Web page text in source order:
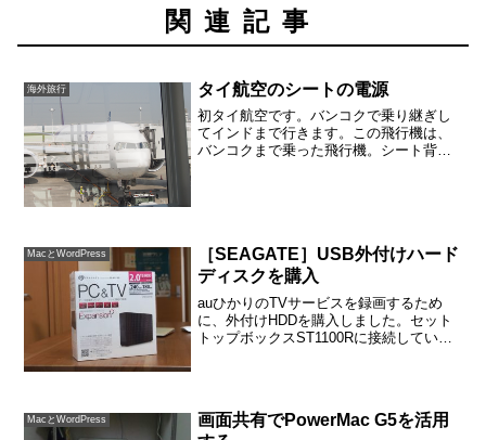
関連記事
海外旅行 タイ航空のシートの電源
初タイ航空です。バンコクで乗り継ぎし
てインドまで行きます。この飛行機は、
バンコクまで乗った飛行機。シート背面
MacとWordPress
［SEAGATE］USB外付けハード
ディスクを購入
auひかりのTVサービスを録画するため
に、外付けHDDを購入しました。セット
トップボックスST1100Rに接続していま
MacとWordPress
画面共有でPowerMac G5を活用